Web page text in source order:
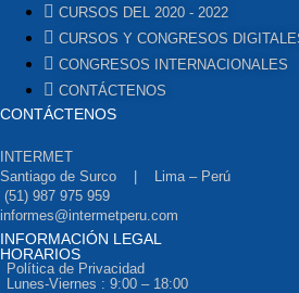
CURSOS DEL 2020 - 2022
CURSOS Y CONGRESOS
CONGRESOS INTERNACIONALES
CONTÁCTENOS
CONTÁCTENOS
INTERMET
Santiago de Surco | Lima – Perú
(51) 987 975 959
informes@intermetperu.com
INFORMACIÓN LEGAL
Política de Privacidad
HORARIOS
Lunes-Viernes : 9:00 – 18:00